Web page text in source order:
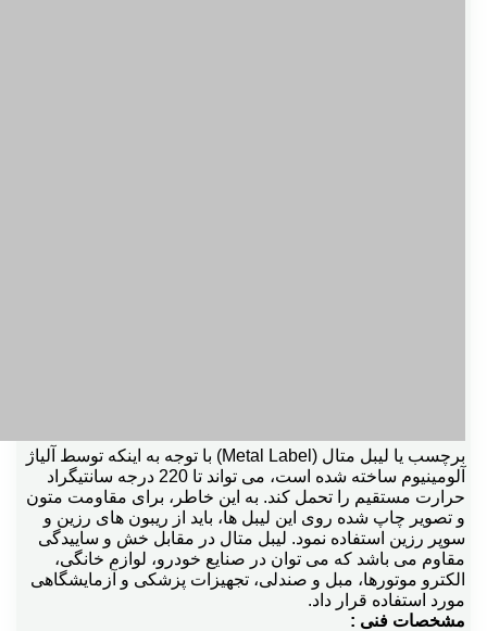
برچسب یا لیبل متال (Metal Label) با توجه به اینکه توسط آلیاژ
آلومینیوم ساخته شده است، می تواند تا 220 درجه سانتیگراد
حرارت مستقیم را تحمل کند. به این خاطر، برای مقاومت متون
و تصویر چاپ شده روی این لیبل ها، باید از ریبون های رزین و
سوپر رزین استفاده نمود. لیبل متال در مقابل خش و ساییدگی
مقاوم می باشد که می توان در صنایع خودرو، لوازم خانگی،
الکترو موتورها، مبل و صندلی، تجهیزات پزشکی و آزمایشگاهی
مورد استفاده قرار داد.
مشخصات فنی :